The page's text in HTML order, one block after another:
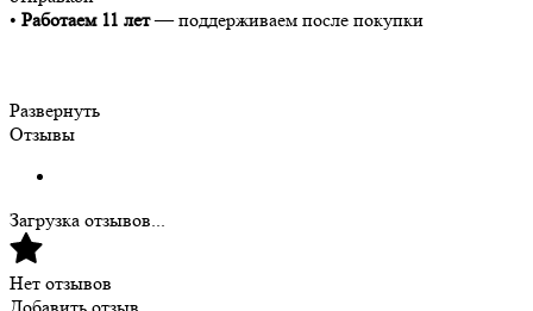
• Работаем 11 лет— поддерживаем после покупки
Развернуть
Отзывы
Загрузка отзывов...
Нет отзывов